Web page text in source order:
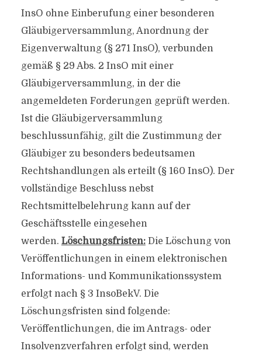
InsO ohne Einberufung einer besonderen
Gläubigerversammlung, Anordnung der
Eigenverwaltung (§ 271 InsO), verbunden
gemäß § 29 Abs. 2 InsO mit einer
Gläubigerversammlung, in der die
angemeldeten Forderungen geprüft werden.
Ist die Gläubigerversammlung
beschlussunfähig, gilt die Zustimmung der
Gläubiger zu besonders bedeutsamen
Rechtshandlungen als erteilt (§ 160 InsO). Der
vollständige Beschluss nebst
Rechtsmittelbelehrung kann auf der
Geschäftsstelle eingesehen
werden. Löschungsfristen: Die Löschung von
Veröffentlichungen in einem elektronischen
Informations- und Kommunikationssystem
erfolgt nach § 3 InsoBekV. Die
Löschungsfristen sind folgende:
Veröffentlichungen, die im Antrags- oder
Insolvenzverfahren erfolgt sind, werden